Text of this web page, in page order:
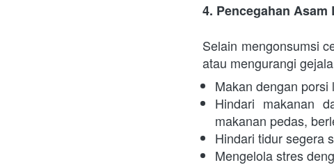
4. Pencegahan
Selain mengonsumsi
atau mengurangi
Makan dengan
Hindari makanan
makanan pedas,
Hindari tidur segera
Mengelola stres